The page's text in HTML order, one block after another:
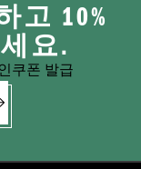
고 10%
요.
쿠폰 발급